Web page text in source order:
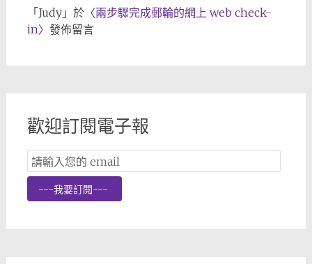
「 Judy」於〈兩步驟完成郵輪的網上 web check-
in〉發佈留言
歡迎訂閱電子報
Email
Subscription
---我要訂閱---